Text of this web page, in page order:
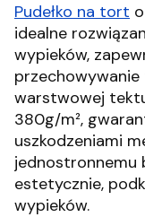
Pudełko na tort
idealne
wypieków,
warstwowej
380g/m²,
uszkodzeniami
jednostronnemu
estetycznie,
wypieków.